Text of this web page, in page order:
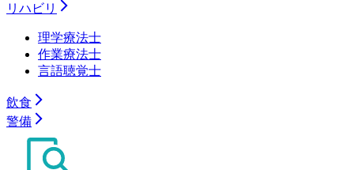
リハビリ
理学療法士
作業療法士
言語聴覚士
飲食
警備